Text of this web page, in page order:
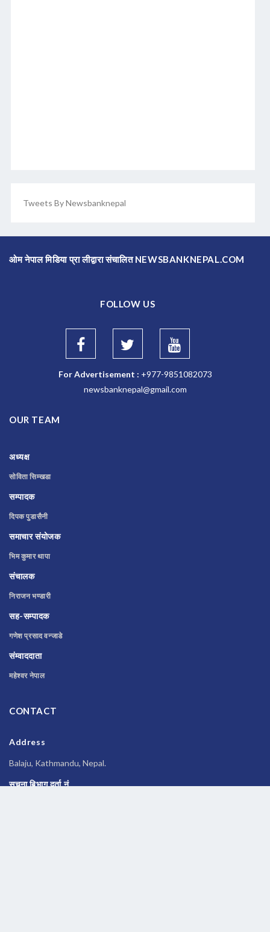
Tweets By Newsbanknepal
ओम नेपाल मिडिया प्रा लीद्वारा संचालित NEWSBANKNEPAL.COM
FOLLOW US
For Advertisement : +977-9851082073
newsbanknepal@gmail.com
OUR TEAM
अध्यक्ष
सोविता सिम्खडा
सम्पादक
दिपक पुडासैनी
समाचार संयोजक
भिम कुमार थापा
संचालक
निराजन भण्डारी
सह-सम्पादक
गणेश प्रसाद वन्जाडे
संम्वाददाता
महेश्वर नेपाल
CONTACT
Address
Balaju, Kathmandu, Nepal.
सूचना बिभाग दर्ता नं